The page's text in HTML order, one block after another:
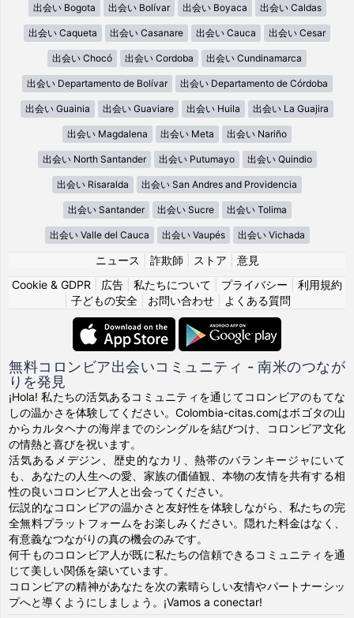
出会い Bogota 出会い Bolívar 出会い Boyaca 出会い Caldas
出会い Caqueta 出会い Casanare 出会い Cauca 出会い Cesar
出会い Chocó 出会い Cordoba 出会い Cundinamarca
出会い Departamento de Bolívar 出会い Departamento de Córdoba
出会い Guainia 出会い Guaviare 出会い Huila 出会い La Guajira
出会い Magdalena 出会い Meta 出会い Nariño
出会い North Santander 出会い Putumayo 出会い Quindio
出会い Risaralda 出会い San Andres and Providencia
出会い Santander 出会い Sucre 出会い Tolima
出会い Valle del Cauca 出会い Vaupés 出会い Vichada
ニュース 詐欺師 ストア
意見
Cookie & GDPR
広告 私たちについて プライバシー
利用規約
子どもの安全| お問い合わせ| よくある質問
無料コロンビア出会いコミュニティ - 南米のつなが
りを発見
¡Hola! 私たちの活気あるコミュニティを通じてコロンビアのもてな
しの温かさを体験してください。Colombia-citas.comはボゴタの山
からカルタヘナの海岸までのシングルを結びつけ、コロンビア文化
の情熱と喜びを祝います。
活気あるメデジン、歴史的なカリ、熱帯のバランキージャにいて
も、あなたの人生への愛、家族の価値観、本物の友情を共有する相
性の良いコロンビア人と出会ってください。
伝説的なコロンビアの温かさと友好性を体験しながら、私たちの完
全無料プラットフォームをお楽しみください。隠れた料金はなく、
有意義なつながりの真の機会のみです。
何千ものコロンビア人が既に私たちの信頼できるコミュニティを通
じて美しい関係を築いています。
コロンビアの精神があなたを次の素晴らしい友情やパートナーシッ
プへと導くようにしましょう。¡Vamos a conectar!